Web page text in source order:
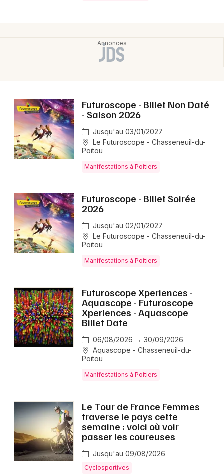
Futuroscope - Billet Non Daté
- Saison 2026
Jusqu'au 03/01/2027
Le Futuroscope - Chasseneuil-du-
Poitou
Manifestations à Poitiers
Futuroscope - Billet Soirée
2026
Jusqu'au 02/01/2027
Le Futuroscope - Chasseneuil-du-
Poitou
Manifestations à Poitiers
Futuroscope Xperiences -
Aquascope - Futuroscope
Xperiences - Aquascope
Billet Date
06/08/2026 → 30/09/2026
Aquascope - Chasseneuil-du-
Poitou
Manifestations à Poitiers
Le Tour de France Femmes
traverse le pays cette
semaine : voici où voir
passer les coureuses
Jusqu'au 09/08/2026
Cyclosportives